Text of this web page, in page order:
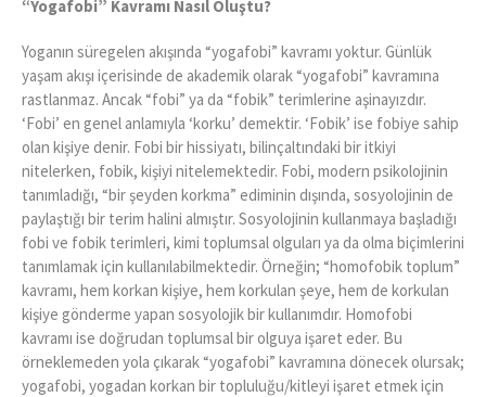
“Yogafobi” Kavramı Nasıl Oluştu?
Yoganın süregelen akışında “yogafobi” kavramı yoktur. Günlük
yaşam akışı içerisinde de akademik olarak “yogafobi” kavramına
rastlanmaz. Ancak “fobi” ya da “fobik” terimlerine aşinayızdır.
‘Fobi’ en genel anlamıyla ‘korku’ demektir. ‘Fobik’ ise fobiye sahip
olan kişiye denir. Fobi bir hissiyatı, bilinçaltındaki bir itkiyi
nitelerken, fobik, kişiyi nitelemektedir. Fobi, modern psikolojinin
tanımladığı, “bir şeyden korkma” ediminin dışında, sosyolojinin de
paylaştığı bir terim halini almıştır. Sosyolojinin kullanmaya başladığı
fobi ve fobik terimleri, kimi toplumsal olguları ya da olma biçimlerini
tanımlamak için kullanılabilmektedir. Örneğin; “homofobik toplum”
kavramı, hem korkan kişiye, hem korkulan şeye, hem de korkulan
kişiye gönderme yapan sosyolojik bir kullanımdır. Homofobi
kavramı ise doğrudan toplumsal bir olguya işaret eder. Bu
örneklemeden yola çıkarak “yogafobi” kavramına dönecek olursak;
yogafobi, yogadan korkan bir topluluğu/kitleyi işaret etmek için